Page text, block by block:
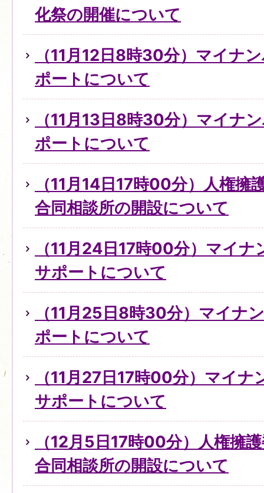
化祭の開催について
（11月12日8時30分）マイナ
ポートについて
（11月13日8時30分）マイナ
ポートについて
（11月14日17時00分）人権擁
合同相談所の開設について
（11月24日17時00分）マイ
サポートについて
（11月25日8時30分）マイナ
ポートについて
（11月27日17時00分）マイ
サポートについて
（12月5日17時00分）人権擁
合同相談所の開設について